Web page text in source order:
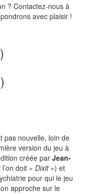
? Contactez-nous à
avec plaisir !
pas nouvelle, loin de
version du jeu à
créée par Jean-
doit « Dixit») et
pour qui le jeu
approche sur le